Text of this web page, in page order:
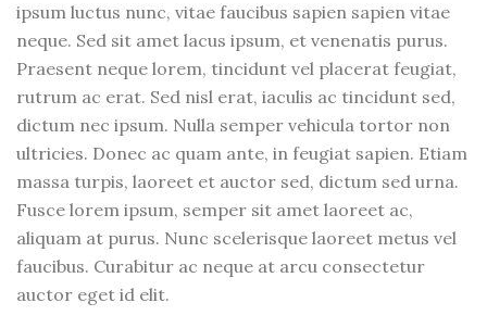
ipsum luctus nunc, vitae faucibus sapien sapien vitae
neque. Sed sit amet lacus ipsum, et venenatis purus.
Praesent neque lorem, tincidunt vel placerat feugiat,
rutrum ac erat. Sed nisl erat, iaculis ac tincidunt sed,
dictum nec ipsum. Nulla semper vehicula tortor non
ultricies. Donec ac quam ante, in feugiat sapien. Etiam
massa turpis, laoreet et auctor sed, dictum sed urna.
Fusce lorem ipsum, semper sit amet laoreet ac,
aliquam at purus. Nunc scelerisque laoreet metus vel
faucibus. Curabitur ac neque at arcu consectetur
auctor eget id elit.